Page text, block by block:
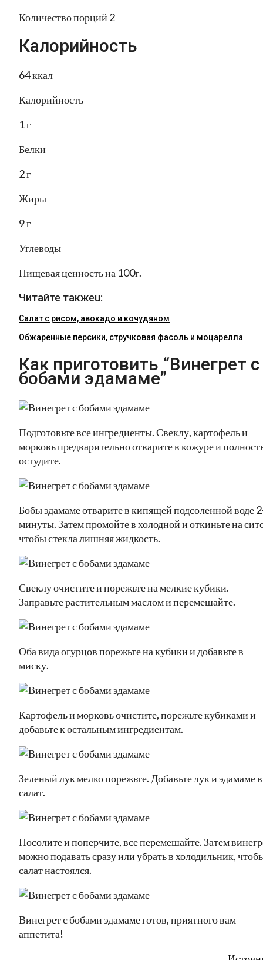
Количество порций 2
Калорийность
64 ккал
Калорийность
1 г
Белки
2 г
Жиры
9 г
Углеводы
Пищевая ценность на 100г.
Читайте такжеu:
Салат с рисом, авокадо и кочудяном
Обжаренные персики, стручковая фасоль и моцарелла
Как приготовить “Винегрет с
бобами эдамаме”
Подготовьте все ингредиенты. Свеклу, картофель и
морковь предварительно отварите в кожуре и
остудите.
Бобы эдамаме отварите в кипящей подсоленной воде
минуты. Затем промойте в холодной и откиньте на
чтобы стекла лишняя жидкость.
Свеклу очистите и порежьте на мелкие кубики.
Заправьте растительным маслом и перемешайте.
Оба вида огурцов порежьте на кубики и добавьте в
миску.
Картофель и морковь очистите, порежьте кубиками и
добавьте к остальным ингредиентам.
Зеленый лук мелко порежьте. Добавьте лук и эдамаме в
салат.
Посолите и поперчите, все перемешайте. Затем
можно подавать сразу или убрать в холодильник,
салат настоялся.
Винегрет с бобами эдамаме готов, приятного вам
аппетита!